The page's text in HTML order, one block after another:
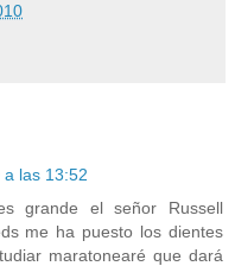
las 13:52
grande el señor Russell
me ha puesto los dientes
maratonearé que dará